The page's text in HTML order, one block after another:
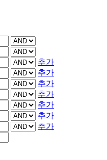
추가
추가
추가
추가
추가
추가
추가